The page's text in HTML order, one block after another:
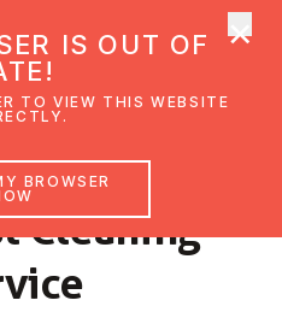
Cleaning
IS OUT OF
TO VIEW THIS WEBSITE
BROWSER
×